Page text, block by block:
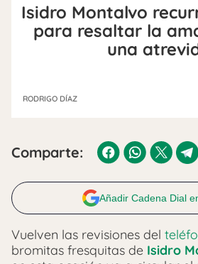
Isidro Montalvo
para resaltar la
una
RODRIGO DÍAZ
Comparte:
Añadir Cadena Dial
Vuelven las revisiones del
bromitas fresquitas de Isidro